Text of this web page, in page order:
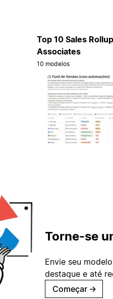
Top 10 Sales
Associates
10 modelos
Torne-se
Envie seu
destaque e até
Começar →